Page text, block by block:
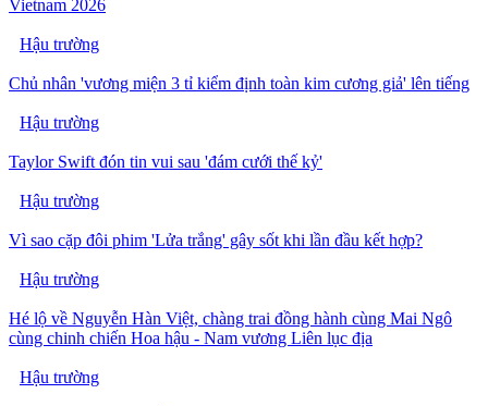
Vietnam 2026
Hậu trường
Chủ nhân 'vương miện 3 tỉ kiểm định toàn kim cương giả' lên tiếng
Hậu trường
Taylor Swift đón tin vui sau 'đám cưới thế kỷ'
Hậu trường
Vì sao cặp đôi phim 'Lửa trắng' gây sốt khi lần đầu kết hợp?
Hậu trường
Hé lộ về Nguyễn Hàn Việt, chàng trai đồng hành cùng Mai Ngô
cùng chinh chiến Hoa hậu - Nam vương Liên lục địa
Hậu trường